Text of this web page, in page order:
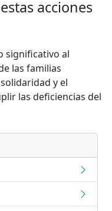
acciones
significativo al
las familias
y el
las deficiencias del